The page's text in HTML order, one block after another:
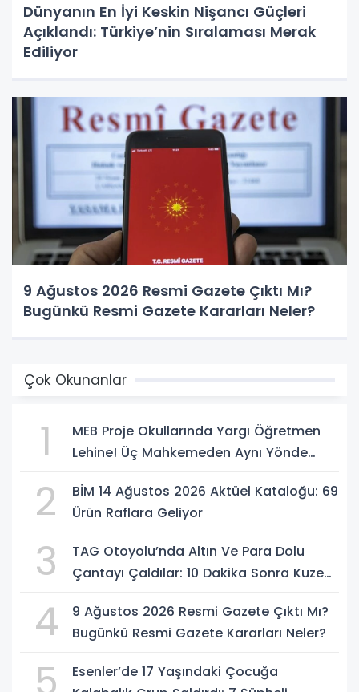
Dünyanın En İyi Keskin Nişancı Güçleri
Açıklandı: Türkiye’nin Sıralaması Merak
Ediliyor
9 Ağustos 2026 Resmi Gazete Çıktı Mı?
Bugünkü Resmi Gazete Kararları Neler?
Çok Okunanlar
1
MEB Proje Okullarında Yargı Öğretmen
Lehine! Üç Mahkemeden Aynı Yönde
2
BİM 14 Ağustos 2026 Aktüel Kataloğu: 69
Ürün Raflara Geliyor
3
TAG Otoyolu’nda Altın Ve Para Dolu
Çantayı Çaldılar: 10 Dakika Sonra Kuzeni
4
9 Ağustos 2026 Resmi Gazete Çıktı Mı?
Bugünkü Resmi Gazete Kararları Neler?
Esenler’de 17 Yaşındaki Çocuğa